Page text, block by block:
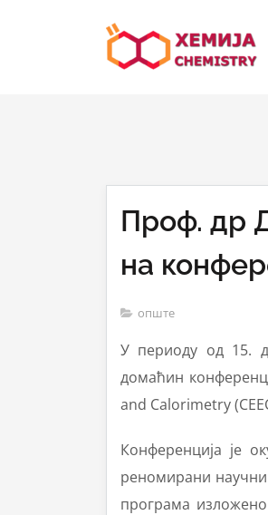
Проф. др
на
опште
У периоду од 15.
домаћин
and Calorimetry
Конференција је
реномирани
програма